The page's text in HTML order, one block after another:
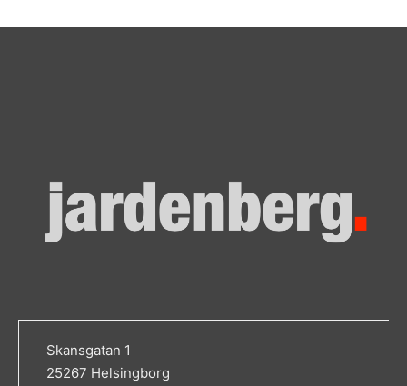
Skansgatan 1
25267 Helsingborg